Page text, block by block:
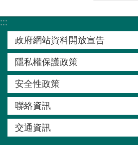
業
務
介
紹
規
劃
知
識
:::
政府網站資料開放宣告
隱私權保護政策
安全性政策
聯絡資訊
交通資訊